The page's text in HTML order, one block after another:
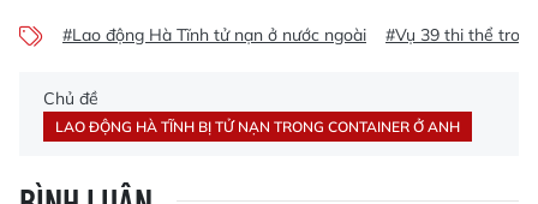
#Lao động Hà Tĩnh tử nạn ở nước ngoài #Vụ 39 thi thể
Chủ đề
LAO ĐỘNG HÀ TĨNH BỊ TỬ NẠN TRONG CONTAINER Ở ANH